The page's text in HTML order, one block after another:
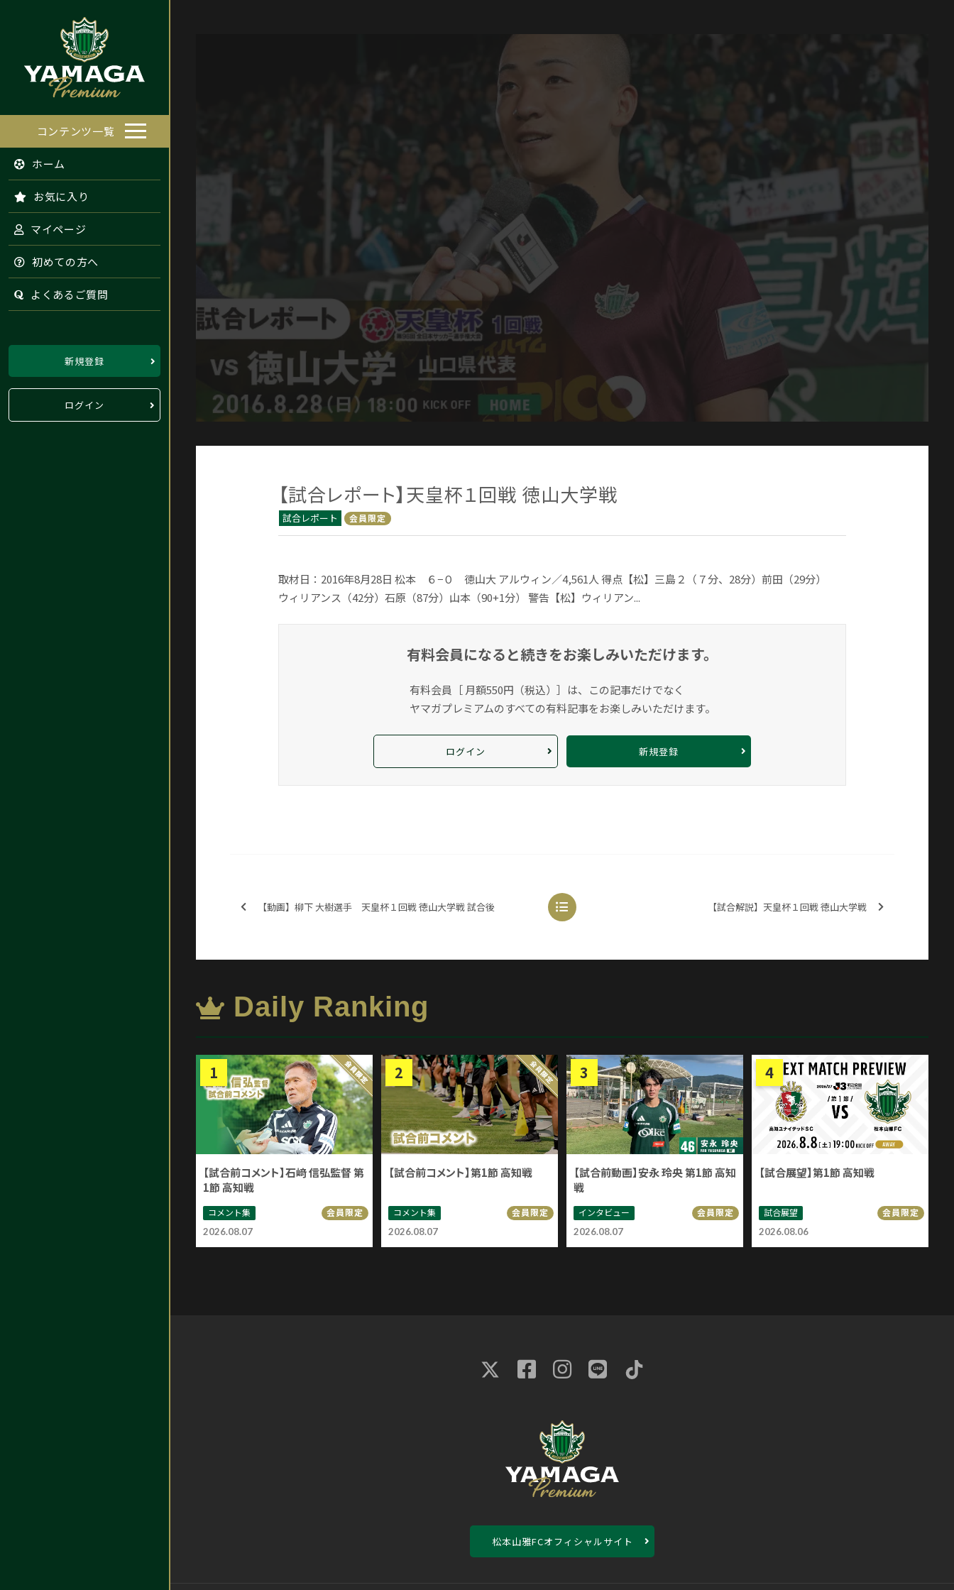
コンテンツ一覧
ホーム
お気に入り
マイページ
初めての方へ
よくあるご質問
新規登録
ログイン
【試合レポート】天皇杯１回戦 徳山大学戦
試合レポート 会員限定
取材日：2016年8月28日 松本 ６−０ 徳山大 アルウィン／4,561人 得点【松】三島２（７分、28分）前田（29分）
ウィリアンス（42分）石原（87分）山本（90+1分） 警告【松】ウィリアン...
有料会員になると続きをお楽しみいただけます。
有料会員［ 月額550円（税込）］は、この記事だけでなく
ヤマガプレミアムのすべての有料記事をお楽しみいただけます。
ログイン 新規登録
【動画】柳下 大樹選手 天皇杯１回戦 徳山大学戦 試合後 【試合解説】天皇杯１回戦 徳山大学戦
Daily Ranking
2026.08.07
【試合前コメント】石﨑 信弘監督 第
1節 高知戦
コメント集 会員限定
2026.08.07
【試合前コメント】第1節 高知戦
コメント集 会員限定
2026.08.07
【試合前動画】安永 玲央 第1節 高知
戦
インタビュー 会員限定
2026.08.06
【試合展望】第1節 高知戦
試合展望 会員限定
松本山雅FCオフィシャルサイト